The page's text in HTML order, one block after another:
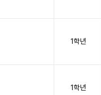
1학년
1학년